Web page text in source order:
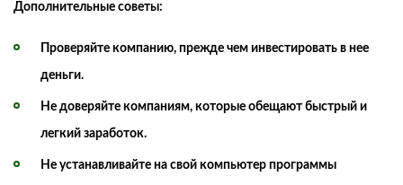
Дополнительные советы:
Проверяйте компанию, прежде чем инвестировать в нее
деньги.
Не доверяйте компаниям, которые обещают быстрый и
легкий заработок.
Не устанавливайте на свой компьютер программы